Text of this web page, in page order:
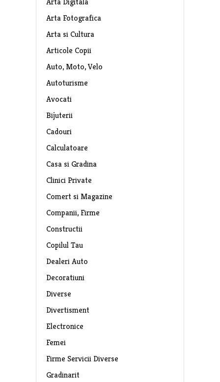
Arta Fotografica
Arta si Cultura
Articole Copii
Auto, Moto, Velo
Autoturisme
Avocati
Bijuterii
Cadouri
Calculatoare
Casa si Gradina
Clinici Private
Comert si Magazine
Companii, Firme
Constructii
Copilul Tau
Dealeri Auto
Decoratiuni
Diverse
Divertisment
Electronice
Femei
Firme Servicii Diverse
Gradinarit